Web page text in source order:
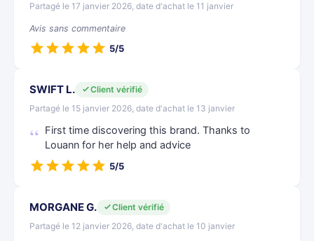
Partagé le 17 janvier 2026, date d'achat le 11 janvier
Avis sans commentaire
5/5
SWIFT L.
Client vérifié
Partagé le 15 janvier 2026, date d'achat le 13 janvier
First time discovering this brand. Thanks to
Louann for her help and advice
5/5
MORGANE G.
Client vérifié
Partagé le 12 janvier 2026, date d'achat le 10 janvier